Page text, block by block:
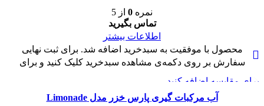
نمره 0 از 5
تماس بگیرید
اطلاعات بیشتر
محصول با موفقیت به سبدخرید اضافه شد. برای ثبت نهایی
سفارش بر روی دکمه‌ی مشاهده سبدخرید کلیک کنید و برای
برای مقایسه اضافه کنید
مشاهده سریع
آب مرکبات گیری پارس خزر مدل Limonade